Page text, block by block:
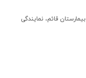
قائم، نمایندگی